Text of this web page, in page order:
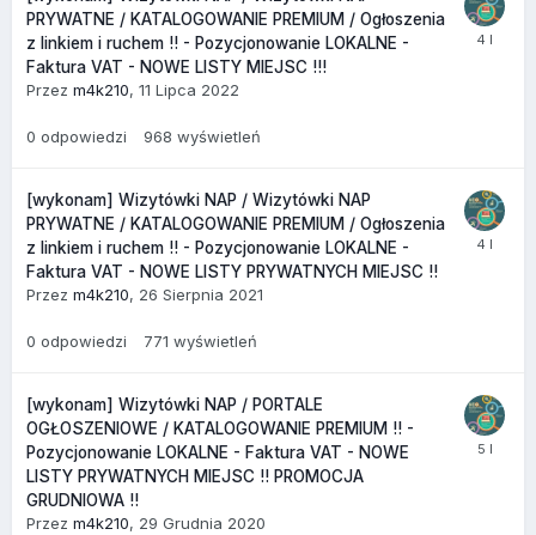
PRYWATNE / KATALOGOWANIE PREMIUM / Ogłoszenia
z linkiem i ruchem !! - Pozycjonowanie LOKALNE -
Faktura VAT - NOWE LISTY MIEJSC !!!
Przez m4k210, 11 Lipca 2022
0 odpowiedzi 968 wyświetleń
[wykonam] Wizytówki NAP / Wizytówki NAP
PRYWATNE / KATALOGOWANIE PREMIUM / Ogłoszenia
z linkiem i ruchem !! - Pozycjonowanie LOKALNE -
Faktura VAT - NOWE LISTY PRYWATNYCH MIEJSC !!
Przez m4k210, 26 Sierpnia 2021
0 odpowiedzi 771 wyświetleń
[wykonam] Wizytówki NAP / PORTALE
OGŁOSZENIOWE / KATALOGOWANIE PREMIUM !! -
Pozycjonowanie LOKALNE - Faktura VAT - NOWE
LISTY PRYWATNYCH MIEJSC !! PROMOCJA
GRUDNIOWA !!
Przez m4k210, 29 Grudnia 2020